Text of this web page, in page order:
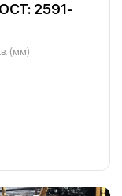
2591-
(мм)